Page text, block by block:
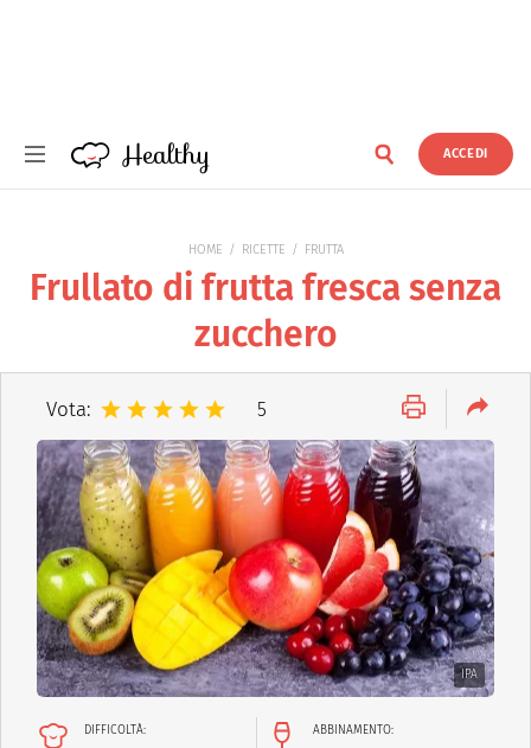
Healthy
Healthy ACCEDI
HOME RICETTE FRUTTA
Frullato di frutta fresca senza
zucchero
Vota: 5
IPA
DIFFICOLTÀ: ABBINAMENTO: